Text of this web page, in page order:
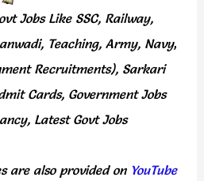
Jobs Like SSC, Railway,
Teaching, Army, Navy,
Recruitments), Sarkari
Cards, Government Jobs
Latest Govt Jobs
are also provided onYouTube